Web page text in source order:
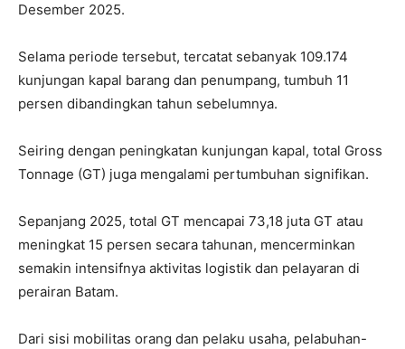
Desember 2025.
Selama periode tersebut, tercatat sebanyak 109.174
kunjungan kapal barang dan penumpang, tumbuh 11
persen dibandingkan tahun sebelumnya.
Seiring dengan peningkatan kunjungan kapal, total Gross
Tonnage (GT) juga mengalami pertumbuhan signifikan.
Sepanjang 2025, total GT mencapai 73,18 juta GT atau
meningkat 15 persen secara tahunan, mencerminkan
semakin intensifnya aktivitas logistik dan pelayaran di
perairan Batam.
Dari sisi mobilitas orang dan pelaku usaha, pelabuhan-